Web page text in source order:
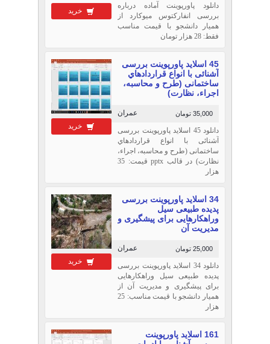
خرید
دانلود پاورپوینت آماده درباره
بررسی انفارکتوس میوکارد از
همیار دانشجو با قیمت مناسب
فقط: 28 هزار تومان
خرید
45 اسلاید پاورپوینت بررسی
آشنائی با انواع قراردادهاي
ساختمانی (طرح و محاسبه،
اجراء، نظارت)
عمران 35,000 تومان
دانلود 45 اسلاید پاورپوینت بررسی
آشنائی با انواع قراردادهاي
ساختمانی (طرح و محاسبه، اجراء،
نظارت) در قالب pptx قیمت: 35
هزار
خرید
34 اسلاید پاورپوینت بررسی
پدیده طبیعی سیل
وراهکارهایی برای پیشگیری و
مدیریت آن
عمران 25,000 تومان
دانلود 34 اسلاید پاورپوینت بررسی
پدیده طبیعی سیل وراهکارهایی
برای پیشگیری و مدیریت آن از
همیار دانشجو با قیمت مناسب: 25
هزار
161 اسلاید پاورپوینت